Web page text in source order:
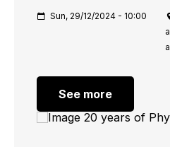
Sun, 29/12/2024 - 10:00
See more